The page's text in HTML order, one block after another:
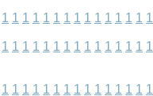
1 1 1 1 1 1 1 1 1 1 1 1 1 1 1
1 1 1 1 1 1 1 1 1 1 1 1 1 1 1
1 1 1 1 1 1 1 1 1 1 1 1 1 1 1